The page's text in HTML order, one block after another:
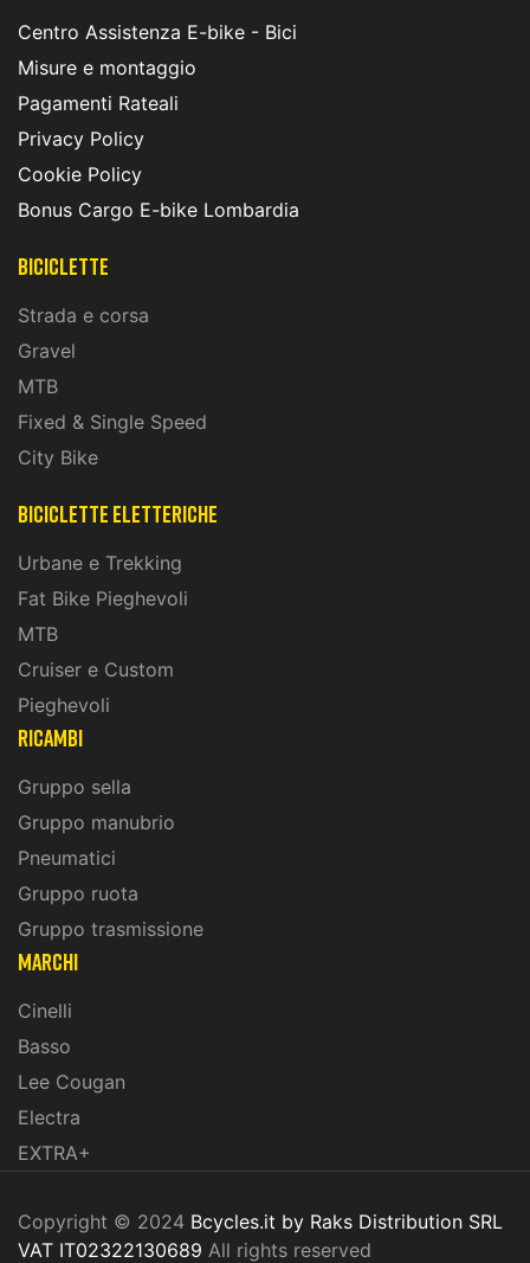
Centro Assistenza E-bike - Bici
Misure e montaggio
Pagamenti Rateali
Privacy Policy
Cookie Policy
Bonus Cargo E-bike Lombardia
Biciclette
Strada e corsa
Gravel
MTB
Fixed & Single Speed
City Bike
biciclette eletteriche
Urbane e Trekking
Fat Bike Pieghevoli
MTB
Cruiser e Custom
Pieghevoli
ricambi
Gruppo sella
Gruppo manubrio
Pneumatici
Gruppo ruota
Gruppo trasmissione
marchi
Cinelli
Basso
Lee Cougan
Electra
EXTRA+
Copyright © 2024 Bcycles.it by Raks Distribution SRL
VAT IT02322130689 All rights reserved